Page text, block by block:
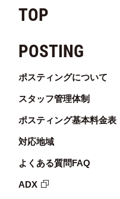
TOP
POSTING
ポスティングについて
スタッフ管理体制
ポスティング基本料金表
対応地域
よくある質問FAQ
ADX